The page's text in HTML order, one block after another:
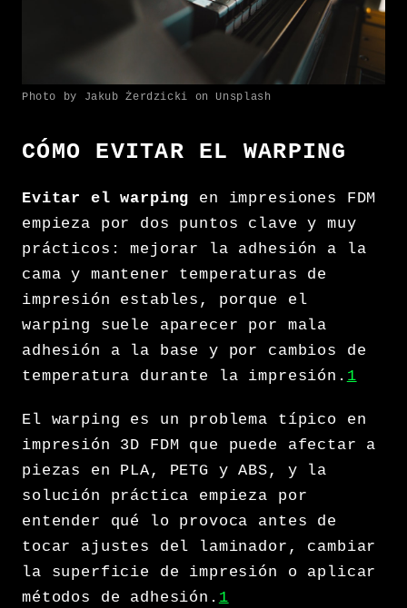
Photo by Jakub Żerdzicki on Unsplash
CÓMO EVITAR EL WARPING
Evitar el warping en impresiones FDM
empieza por dos puntos clave y muy
prácticos: mejorar la adhesión a la
cama y mantener temperaturas de
impresión estables, porque el
warping suele aparecer por mala
adhesión a la base y por cambios de
temperatura durante la impresión. 1
El warping es un problema típico en
impresión 3D FDM que puede afectar a
piezas en PLA, PETG y ABS, y la
solución práctica empieza por
entender qué lo provoca antes de
tocar ajustes del laminador, cambiar
la superficie de impresión o aplicar
métodos de adhesión. 1